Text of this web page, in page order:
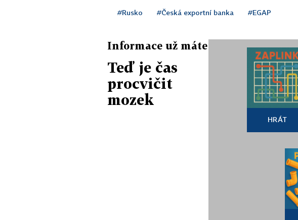
#Rusko #Česká exportní banka #EGAP
Informace už máte
Teď je čas
procvičit
mozek
HRÁT